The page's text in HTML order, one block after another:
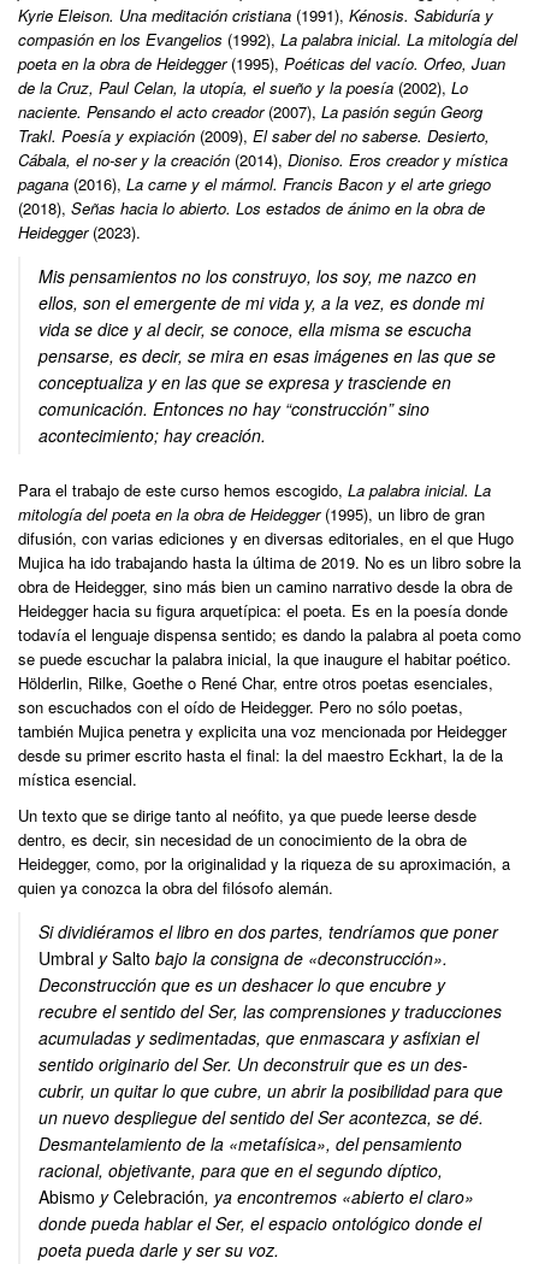
Kyrie Eleison. Una meditación cristiana (1991), Kénosis. Sabiduría y
compasión en los Evangelios (1992), La palabra inicial. La mitología del
poeta en la obra de Heidegger(1995), Poéticas del vacío. Orfeo, Juan
de la Cruz, Paul Celan, la utopía, el sueño y la poesía (2002), Lo
naciente. Pensando el acto creador(2007), La pasión según Georg
Trakl. Poesía y expiación (2009), El saber del no saberse. Desierto,
Cábala, el no-ser y la creación (2014), Dioniso. Eros creador y mística
pagana (2016), La carne y el mármol. Francis Bacon y el arte griego
(2018), Señas hacia lo abierto. Los estados de ánimo en la obra de
Heidegger(2023).
Mis pensamientos no los construyo, los soy, me nazco en
ellos, son el emergente de mi vida y, a la vez, es donde mi
vida se dice y al decir, se conoce, ella misma se escucha
pensarse, es decir, se mira en esas imágenes en las que se
conceptualiza y en las que se expresa y trasciende en
comunicación. Entonces no hay “construcción” sino
acontecimiento; hay creación.
Para el trabajo de este curso hemos escogido, La palabra inicial. La
mitología del poeta en la obra de Heidegger(1995), un libro de gran
difusión, con varias ediciones y en diversas editoriales, en el que Hugo
Mujica ha ido trabajando hasta la última de 2019. No es un libro sobre la
obra de Heidegger, sino más bien un camino narrativo desde la obra de
Heidegger hacia su figura arquetípica: el poeta. Es en la poesía donde
todavía el lenguaje dispensa sentido; es dando la palabra al poeta como
se puede escuchar la palabra inicial, la que inaugure el habitar poético.
Hölderlin, Rilke, Goethe o René Char, entre otros poetas esenciales,
son escuchados con el oído de Heidegger. Pero no sólo poetas,
también Mujica penetra y explicita una voz mencionada por Heidegger
desde su primer escrito hasta el final: la del maestro Eckhart, la de la
mística esencial.
Un texto que se dirige tanto al neófito, ya que puede leerse desde
dentro, es decir, sin necesidad de un conocimiento de la obra de
Heidegger, como, por la originalidad y la riqueza de su aproximación, a
quien ya conozca la obra del filósofo alemán.
Si dividiéramos el libro en dos partes, tendríamos que poner
Umbral ySalto bajo la consigna de «deconstrucción».
Deconstrucción que es un deshacer lo que encubre y
recubre el sentido del Ser, las comprensiones y traducciones
acumuladas y sedimentadas, que enmascara y asfixian el
sentido originario del Ser. Un deconstruir que es un des-
cubrir, un quitar lo que cubre, un abrir la posibilidad para que
un nuevo despliegue del sentido del Ser acontezca, se dé.
Desmantelamiento de la «metafísica», del pensamiento
racional, objetivante, para que en el segundo díptico,
Abismo yCelebración, ya encontremos «abierto el claro»
donde pueda hablar el Ser, el espacio ontológico donde el
poeta pueda darle y ser su voz.